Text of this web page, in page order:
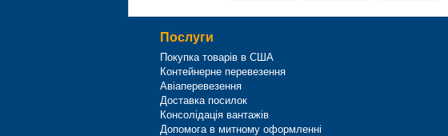
Послуги
Покупка товарів в США
Контейнерне перевезення
Авіаперевезення
Доставка посилок
Консолідація вантажів
Допомога в митному оформленні